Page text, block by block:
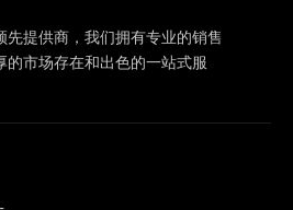
提供商，我们拥有专业的销售
的市场存在和出色的一站式服